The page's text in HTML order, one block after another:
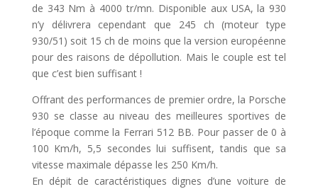
de 343 Nm à 4000 tr/mn. Disponible aux USA, la 930
n’y délivrera cependant que 245 ch (moteur type
930/51) soit 15 ch de moins que la version européenne
pour des raisons de dépollution. Mais le couple est tel
que c’est bien suffisant !
Offrant des performances de premier ordre, la Porsche
930 se classe au niveau des meilleures sportives de
l’époque comme la Ferrari 512 BB. Pour passer de 0 à
100 Km/h, 5,5 secondes lui suffisent, tandis que sa
vitesse maximale dépasse les 250 Km/h.
En dépit de caractéristiques dignes d’une voiture de